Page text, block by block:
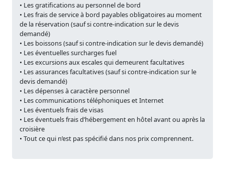
• Les gratifications au personnel de bord
• Les frais de service à bord payables obligatoires au moment
de la réservation (sauf si contre-indication sur le devis
demandé)
• Les boissons (sauf si contre-indication sur le devis demandé)
• Les éventuelles surcharges fuel
• Les excursions aux escales qui demeurent facultatives
• Les assurances facultatives (sauf si contre-indication sur le
devis demandé)
• Les dépenses à caractère personnel
• Les communications téléphoniques et Internet
• Les éventuels frais de visas
• Les éventuels frais d’hébergement en hôtel avant ou après la
croisière
• Tout ce qui n’est pas spécifié dans nos prix comprennent.